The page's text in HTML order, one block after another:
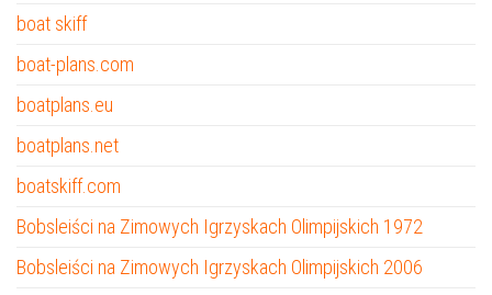
boat skiff
boat-plans.com
boatplans.eu
boatplans.net
boatskiff.com
Bobsleiści na Zimowych Igrzyskach Olimpijskich 1972
Bobsleiści na Zimowych Igrzyskach Olimpijskich 2006